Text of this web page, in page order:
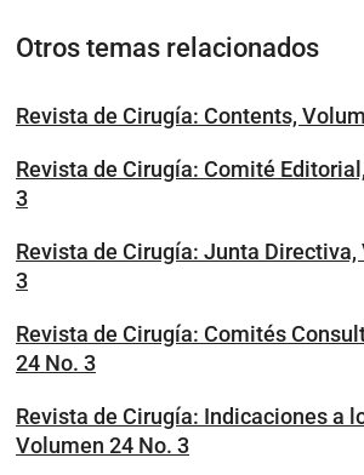
Otros temas relacionados
Revista de Cirugía: Contents,
Revista de Cirugía: Comité
3
Revista de Cirugía: Junta Directiva,
3
Revista de Cirugía: Comités
24 No. 3
Revista de Cirugía: Indicaciones a
Volumen 24 No. 3